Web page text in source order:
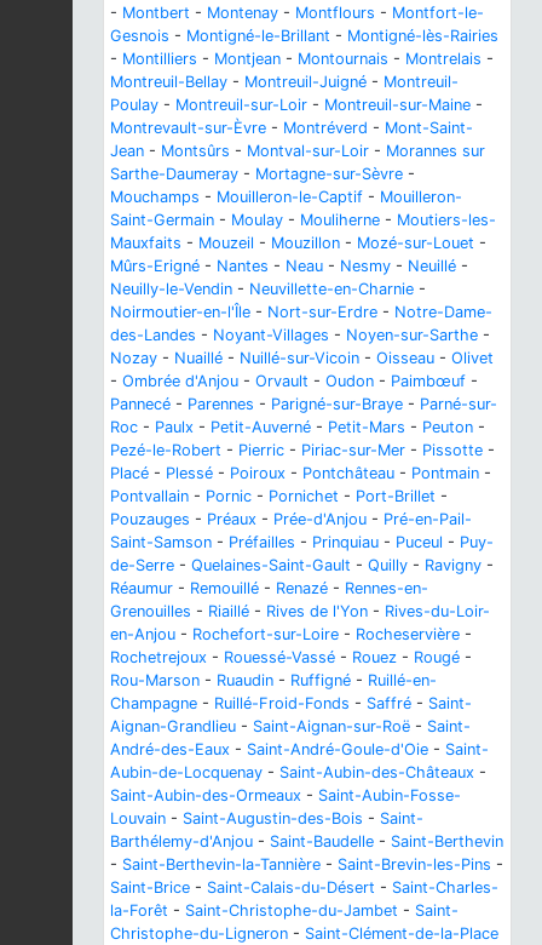
- Montbert - Montenay - Montflours - Montfort-le-
Gesnois - Montigné-le-Brillant - Montigné-lès-Rairies
- Montilliers - Montjean - Montournais - Montrelais -
Montreuil-Bellay - Montreuil-Juigné - Montreuil-
Poulay - Montreuil-sur-Loir - Montreuil-sur-Maine -
Montrevault-sur-Èvre - Montréverd - Mont-Saint-
Jean - Montsûrs - Montval-sur-Loir - Morannes sur
Sarthe-Daumeray - Mortagne-sur-Sèvre -
Mouchamps - Mouilleron-le-Captif - Mouilleron-
Saint-Germain - Moulay - Mouliherne - Moutiers-les-
Mauxfaits - Mouzeil - Mouzillon - Mozé-sur-Louet -
Mûrs-Erigné - Nantes - Neau - Nesmy - Neuillé -
Neuilly-le-Vendin - Neuvillette-en-Charnie -
Noirmoutier-en-l'Île - Nort-sur-Erdre - Notre-Dame-
des-Landes - Noyant-Villages - Noyen-sur-Sarthe -
Nozay - Nuaillé - Nuillé-sur-Vicoin - Oisseau - Olivet
- Ombrée d'Anjou - Orvault - Oudon - Paimbœuf -
Pannecé - Parennes - Parigné-sur-Braye - Parné-sur-
Roc - Paulx - Petit-Auverné - Petit-Mars - Peuton -
Pezé-le-Robert - Pierric - Piriac-sur-Mer - Pissotte -
Placé - Plessé - Poiroux - Pontchâteau - Pontmain -
Pontvallain - Pornic - Pornichet - Port-Brillet -
Pouzauges - Préaux - Prée-d'Anjou - Pré-en-Pail-
Saint-Samson - Préfailles - Prinquiau - Puceul - Puy-
de-Serre - Quelaines-Saint-Gault - Quilly - Ravigny -
Réaumur - Remouillé - Renazé - Rennes-en-
Grenouilles - Riaillé - Rives de l'Yon - Rives-du-Loir-
en-Anjou - Rochefort-sur-Loire - Rocheservière -
Rochetrejoux - Rouessé-Vassé - Rouez - Rougé -
Rou-Marson - Ruaudin - Ruffigné - Ruillé-en-
Champagne - Ruillé-Froid-Fonds - Saffré - Saint-
Aignan-Grandlieu - Saint-Aignan-sur-Roë - Saint-
André-des-Eaux - Saint-André-Goule-d'Oie - Saint-
Aubin-de-Locquenay - Saint-Aubin-des-Châteaux -
Saint-Aubin-des-Ormeaux - Saint-Aubin-Fosse-
Louvain - Saint-Augustin-des-Bois - Saint-
Barthélemy-d'Anjou - Saint-Baudelle - Saint-Berthevin
- Saint-Berthevin-la-Tannière - Saint-Brevin-les-Pins -
Saint-Brice - Saint-Calais-du-Désert - Saint-Charles-
la-Forêt - Saint-Christophe-du-Jambet - Saint-
Christophe-du-Ligneron - Saint-Clément-de-la-Place